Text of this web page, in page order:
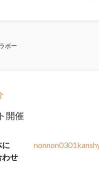
ボー
開催
に
わせ